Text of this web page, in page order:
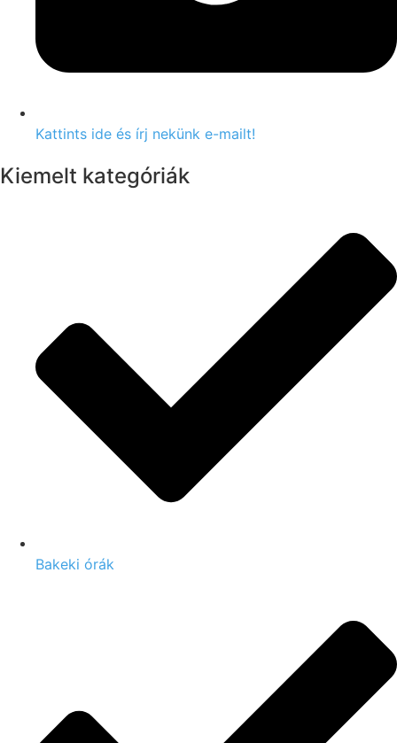
Kattints ide és írj nekünk e-mailt!
Kiemelt kategóriák
Bakeki órák